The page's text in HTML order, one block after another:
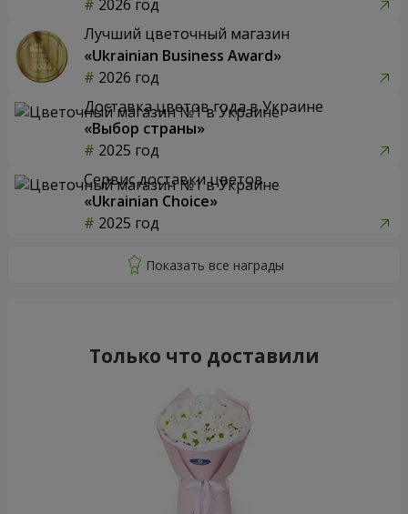
2026 год
Лучший цветочный магазин
«Ukrainian Business Award»
2026 год
Доставка цветов года в Украине
«Выбор страны»
2025 год
Сервис доставки цветов
«Ukrainian Choice»
2025 год
Только что доставили